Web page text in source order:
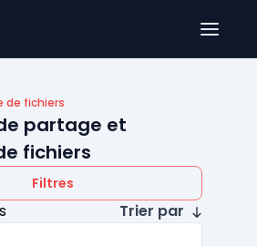
de fichiers
partage et
fichiers
Filtres
Trier par